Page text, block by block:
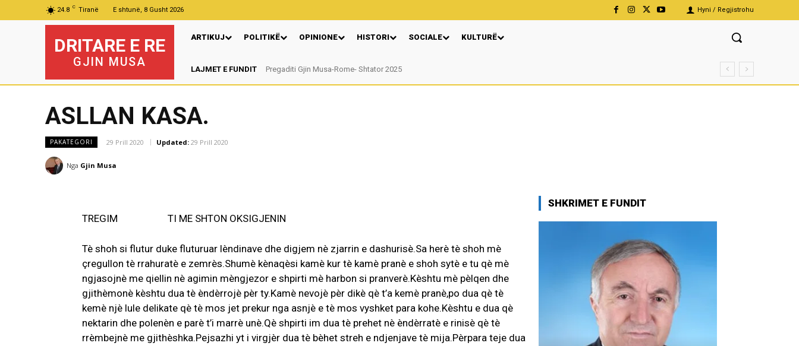
24.8 C Tiranë E shtunë, 8 Gusht 2026 Hyni / Regjistrohu
DRITARE E RE
GJIN MUSA
ARTIKUJ POLITIKË OPINIONE HISTORI SOCIALE KULTURË
LAJMET E FUNDIT Pregaditi Gjin Musa-Rome- Shtator 2025
Nga: Ndue Dedaj
ASLLAN KASA.
PAKATEGORI 29 Prill 2020 Updated: 29 Prill 2020
Nga Gjin Musa
TREGIM TI ME SHTON OKSIGJENIN
Tè shoh si flutur duke fluturuar lèndinave dhe digjem nè zjarrin e dashurisè.Sa herè tè shoh mè
çregullon tè rrahuratè e zemrès.Shumè kènaqèsi kamè kur tè kamè pranè e shoh sytè e tu qè mè
ngjasojnè me qiellin nè agimin mèngjezor e shpirti mè harbon si pranverè.Kèshtu mè pèlqen dhe
gjithèmonè kèshtu dua tè èndèrrojè pèr ty.Kamè nevojè pèr dikè qè t’a kemè pranè,po dua qè tè
kemè njè lule delikate qè tè mos jet prekur nga asnjè e tè mos vyshket para kohe.Kèshtu e dua qè
nektarin dhe polenèn e parè t’i marrè unè.Qè shpirti im dua tè prehet nè èndèrratè e rinisè qè tè
rrèmbejnè me gjithèshka.Pejsazhi yt i virgjèr dua tè bèhet streh e ndjenjave tè mija.Pèrpara teje dua
SHKRIMET E FUNDIT